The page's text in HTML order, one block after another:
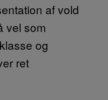
af vold
vel som
og
ret